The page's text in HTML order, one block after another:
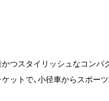
かつスタイリッシュなコンパ
ケットで、小径車からスポ